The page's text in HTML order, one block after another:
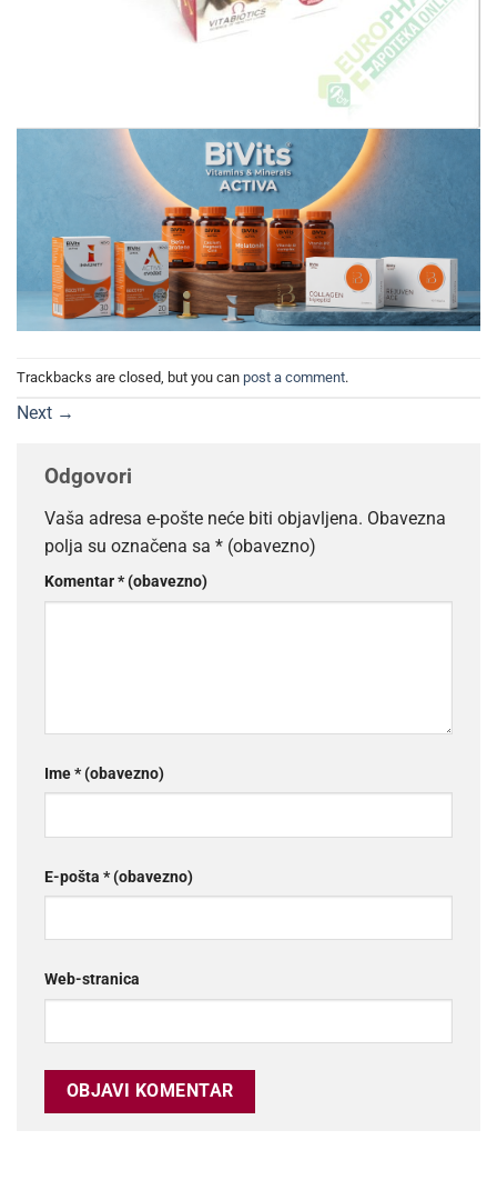
Trackbacks are closed, but you can post a comment.
Next →
Odgovori
Vaša adresa e-pošte neće biti objavljena. Obavezna
polja su označena sa * (obavezno)
Komentar* (obavezno)
Ime* (obavezno)
E-pošta * (obavezno)
Web-stranica